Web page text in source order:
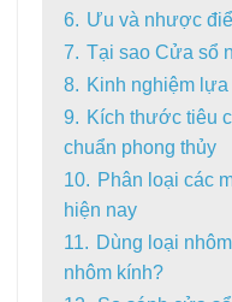
6. Ưu và nhược
7. Tại sao Cửa sổ
8. Kinh nghiệm
9. Kích thước tiêu
chuẩn phong thủy
10. Phân loại các
hiện nay
11. Dùng loại
nhôm kính?